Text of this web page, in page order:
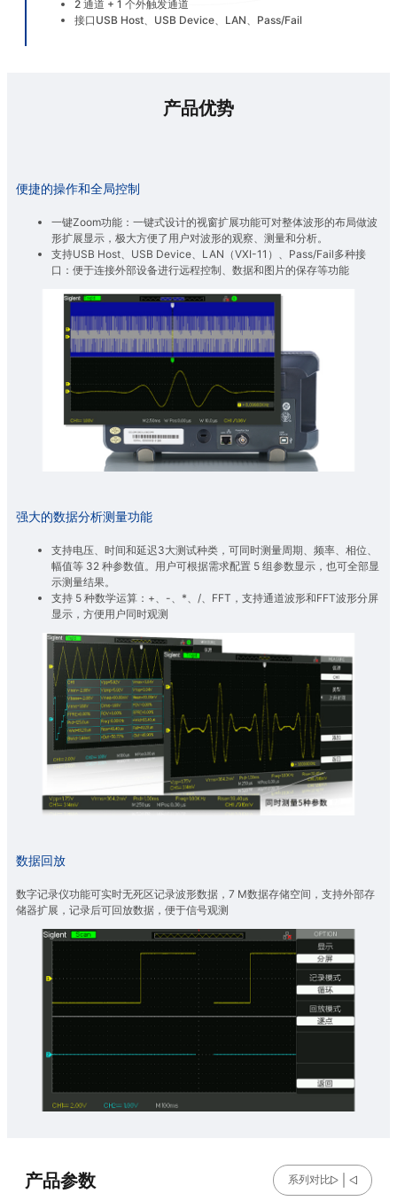
2 通道 + 1 个外触发通道
接口USB Host、USB Device、LAN、Pass/Fail
产品优势
便捷的操作和全局控制
一键Zoom功能：一键式设计的视窗扩展功能可对整体波形的布局做波
形扩展显示，极大方便了用户对波形的观察、测量和分析。
支持USB Host、USB Device、LAN（VXI-11）、Pass/Fail多种接
口：便于连接外部设备进行远程控制、数据和图片的保存等功能
强大的数据分析测量功能
支持电压、时间和延迟3大测试种类，可同时测量周期、频率、相位、
幅值等 32 种参数值。用户可根据需求配置 5 组参数显示，也可全部显
示测量结果。
支持 5 种数学运算：+、-、*、/、FFT，支持通道波形和FFT波形分屏
显示，方便用户同时观测
数据回放
数字记录仪功能可实时无死区记录波形数据，7 M数据存储空间，支持外部存
储器扩展，记录后可回放数据，便于信号观测
产品参数 系列对比